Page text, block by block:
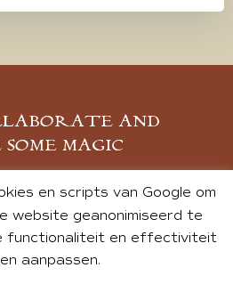
AND
MAGIC
JE AAN
en scripts van Google om
website geanonimiseerd te
functionaliteit en effectiviteit
aanpassen.